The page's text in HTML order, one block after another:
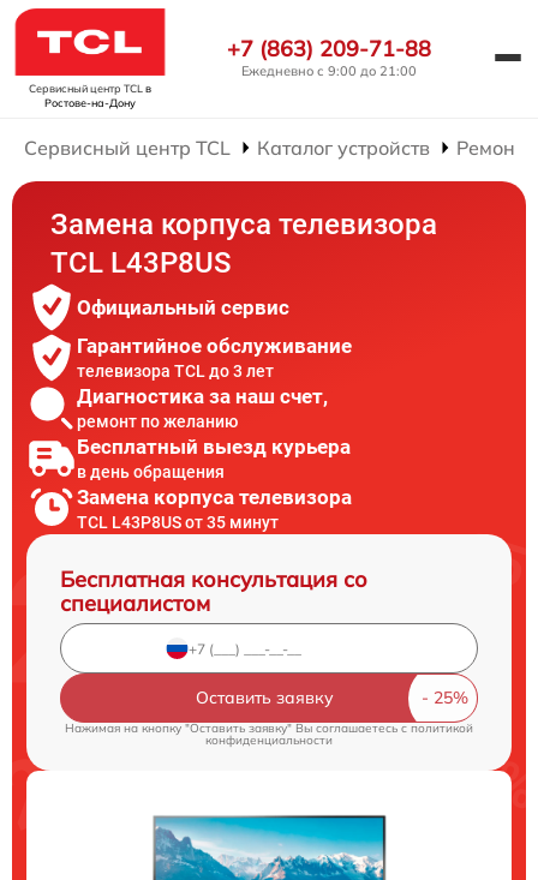
Сервисный центр TCL в
Ростове-на-Дону
+7 (863) 209-71-88
Ежедневно с 9:00 до 21:00
Сервисный центр TCL Каталог устройств Ремонт
Замена корпуса телевизора
TCL L43P8US
Официальный сервис
Гарантийное обслуживание
телевизора TCL до 3 лет
Диагностика за наш счет,
ремонт по желанию
Бесплатный выезд курьера
в день обращения
Замена корпуса телевизора
TCL L43P8US от 35 минут
Бесплатная консультация со
специалистом
Оставить заявку
Нажимая на кнопку "Оставить заявку" Вы соглашаетесь cполитикой
конфиденциальности